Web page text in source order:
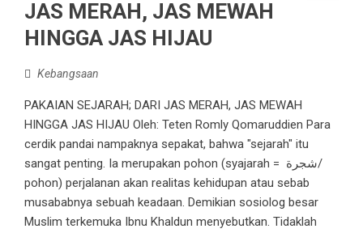
JAS MERAH, JAS MEWAH
HINGGA JAS HIJAU
Kebangsaan
PAKAIAN SEJARAH; DARI JAS MERAH, JAS MEWAH
HINGGA JAS HIJAU Oleh: Teten Romly Qomaruddien Para
cerdik pandai nampaknya sepakat, bahwa "sejarah" itu
sangat penting. Ia merupakan pohon (syajarah = شجرة/
pohon) perjalanan akan realitas kehidupan atau sebab
musababnya sebuah keadaan. Demikian sosiolog besar
Muslim terkemuka Ibnu Khaldun menyebutkan. Tidaklah